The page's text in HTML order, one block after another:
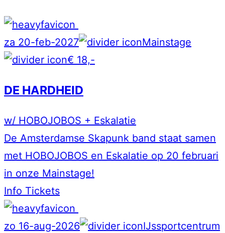
za 20-feb-2027
Mainstage
€ 18,-
DE HARDHEID
w/ HOBOJOBOS + Eskalatie
De Amsterdamse Skapunk band staat samen
met HOBOJOBOS en Eskalatie op 20 februari
in onze Mainstage!
Info Tickets
zo 16-aug-2026
IJssportcentrum